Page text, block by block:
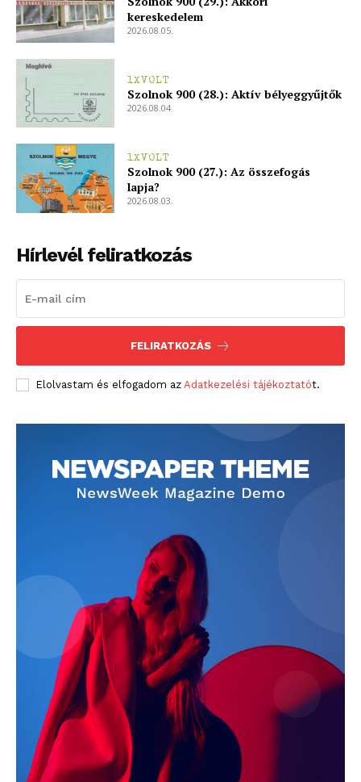
kereskedelem
2026.08.05.
1XVOLT
Szolnok 900 (28.): Aktív bélyeggyűjtők
2026.08.04.
1XVOLT
Szolnok 900 (27.): Az összefogás
lapja?
2026.08.03.
Hírlevél feliratkozás
FELIRATKOZÁS
Elolvastam és elfogadom az Adatkezelési tájékoztatót.